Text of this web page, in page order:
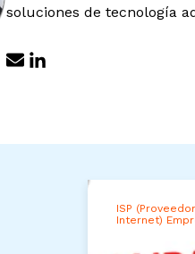
soluciones de tecnología
ISP
Internet)